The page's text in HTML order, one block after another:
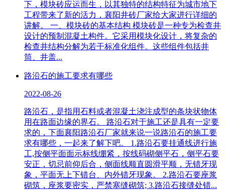
下，模块砖应运而生，以其独特的结构特征为城市地下
工程带来了新的活力，襄阳井砖厂家给大家进行详细的
讲解。 一、模块砖的基本结构 模块砖是一种专为检查井
设计的预制混凝土构件。它采用模块化设计，将复杂的
检查井结构分解为若干标准化组件。这些组件包括井
筒、井盖...
路沿石的施工要求有哪些
2022-08-26
路沿石，是指用石料或者混凝土浇注成型的条块状物体
用在路面边缘的界石。 路沿石对于施工还是具有一定要
求的，下面襄阳路沿石厂家就来说一说路沿石的施工要
求有哪些，一起来了解下吧。 1.路沿石要挂通线进行施
工,按侧平面面示标线绷紧，按线码砌侧平石，侧平石要
安正，切忌前仰后合，侧面线顺直圆滑平顺，无错牙现
象，平面无上下错台、内外错牙现象。 2.路沿石要座浆
砌筑，座浆要密实，严禁塞缝砌筑; 3.路沿石接缝处错...